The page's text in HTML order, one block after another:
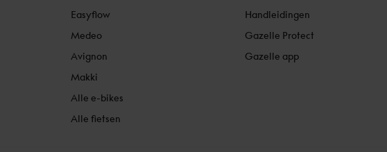
Easyflow
Medeo
Avignon
Makki
Alle e-bikes
Alle fietsen
Handleidingen
Gazelle Protect
Gazelle app